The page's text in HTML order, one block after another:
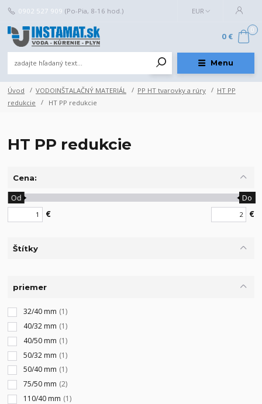
Menu
EUR
0902 527 909 (Po-Pia, 8-16 hod.)
0
0 €
Úvod VODOINŠTALAČNÝ MATERIÁL PP HT tvarovky a rúry
HT PP
redukcie
HT PP redukcie
HT PP redukcie
Cena:
€
Od Do
€
Štítky
priemer
32/40 mm (1)
40/32 mm (1)
40/50 mm (1)
50/32 mm (1)
50/40 mm (1)
75/50 mm (2)
110/40 mm (1)